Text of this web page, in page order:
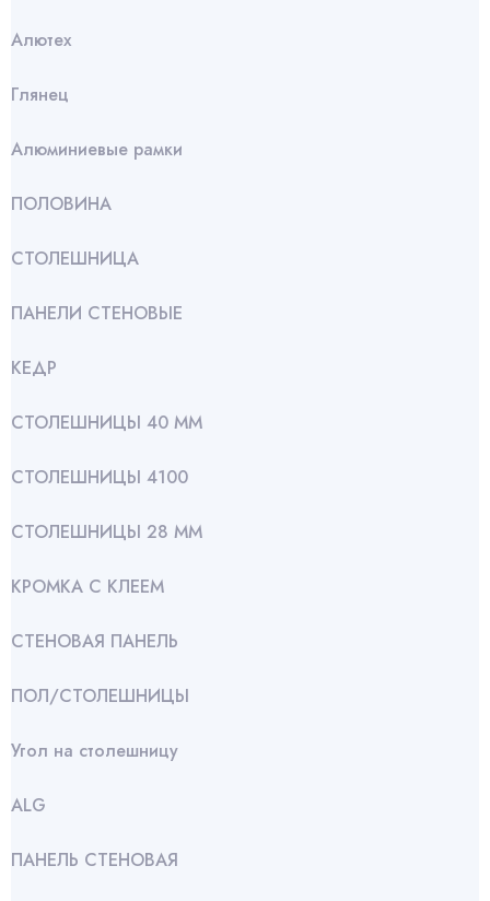
Алютех
Глянец
Алюминиевые рамки
ПОЛОВИНА
СТОЛЕШНИЦА
ПАНЕЛИ СТЕНОВЫЕ
КЕДР
СТОЛЕШНИЦЫ 40 ММ
СТОЛЕШНИЦЫ 4100
СТОЛЕШНИЦЫ 28 ММ
КРОМКА С КЛЕЕМ
СТЕНОВАЯ ПАНЕЛЬ
ПОЛ/СТОЛЕШНИЦЫ
Угол на столешницу
АLG
ПАНЕЛЬ СТЕНОВАЯ